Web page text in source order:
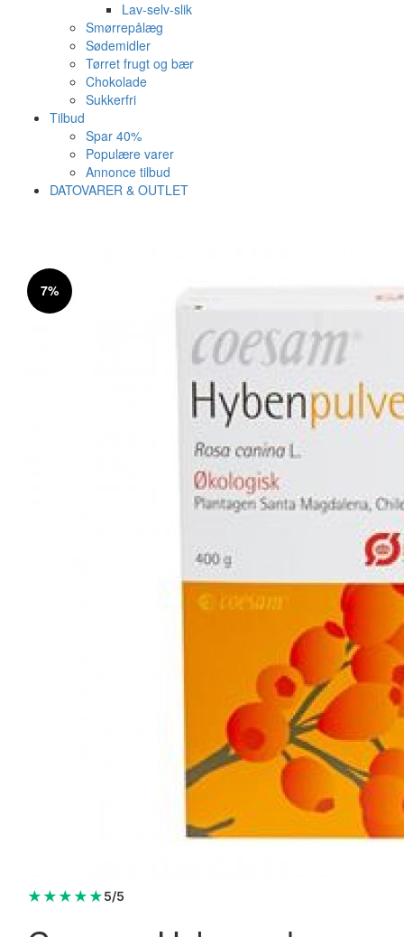
Lav-selv-slik
Smørrepålæg
Sødemidler
Tørret frugt og bær
Chokolade
Sukkerfri
Tilbud
Spar 40%
Populære varer
Annonce tilbud
DATOVARER & OUTLET
Varen er nu i kurven ✔
Vi anbefaler dig disse
7%
★ ★ ★ ★ ★5/5